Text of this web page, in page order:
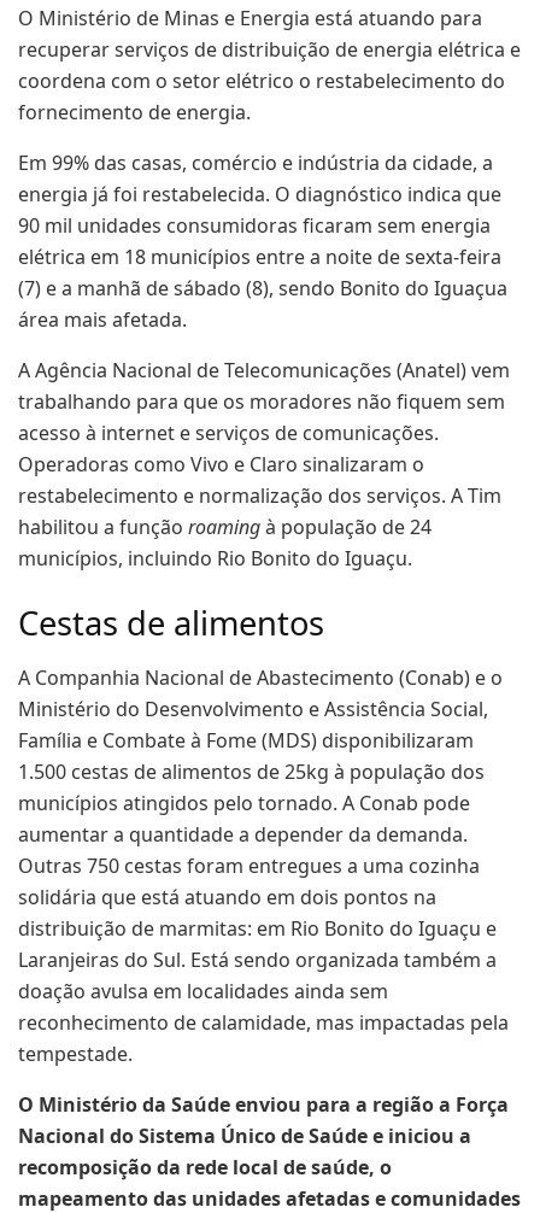
O Ministério de Minas e Energia está atuando para
recuperar serviços de distribuição de energia elétrica e
coordena com o setor elétrico o restabelecimento do
fornecimento de energia.
Em 99% das casas, comércio e indústria da cidade, a
energia já foi restabelecida. O diagnóstico indica que
90 mil unidades consumidoras ficaram sem energia
elétrica em 18 municípios entre a noite de sexta-feira
(7) e a manhã de sábado (8), sendo Bonito do Iguaçua
área mais afetada.
A Agência Nacional de Telecomunicações (Anatel) vem
trabalhando para que os moradores não fiquem sem
acesso à internet e serviços de comunicações.
Operadoras como Vivo e Claro sinalizaram o
restabelecimento e normalização dos serviços. A Tim
habilitou a função roamingà população de 24
municípios, incluindo Rio Bonito do Iguaçu.
Cestas de alimentos
A Companhia Nacional de Abastecimento (Conab) e o
Ministério do Desenvolvimento e Assistência Social,
Família e Combate à Fome (MDS) disponibilizaram
1.500 cestas de alimentos de 25kg à população dos
municípios atingidos pelo tornado. A Conab pode
aumentar a quantidade a depender da demanda.
Outras 750 cestas foram entregues a uma cozinha
solidária que está atuando em dois pontos na
distribuição de marmitas: em Rio Bonito do Iguaçu e
Laranjeiras do Sul. Está sendo organizada também a
doação avulsa em localidades ainda sem
reconhecimento de calamidade, mas impactadas pela
tempestade.
O Ministério da Saúde enviou para a região a Força
Nacional do Sistema Único de Saúde e iniciou a
recomposição da rede local de saúde, o
mapeamento das unidades afetadas e comunidades